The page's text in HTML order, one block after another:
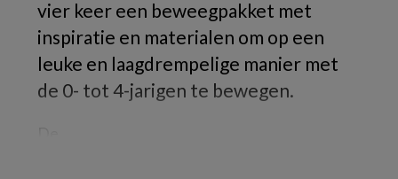
vier keer een beweegpakket met
inspiratie en materialen om op een
leuke en laagdrempelige manier met
de 0- tot 4-jarigen te bewegen.